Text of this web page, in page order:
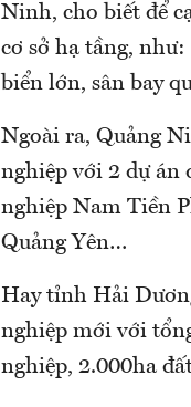
Ninh, cho biết để
cơ sở hạ tầng,
biển lớn, sân bay
Ngoài ra, Quảng
nghiệp với 2 dự án
nghiệp Nam Tiền
Quảng Yên…
Hay tỉnh Hải
nghiệp mới với
nghiệp, 2.000ha